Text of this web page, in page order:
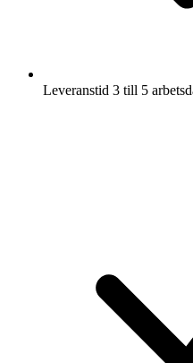
Leveranstid 3 till 5